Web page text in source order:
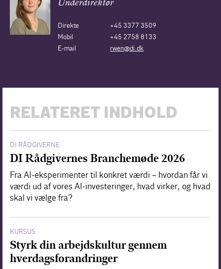
Underdirektør
Direkte
+45 3377 3509
Mobil
+45 2758 8133
E-mail
rwen@di.dk
RELATERET INDHOLD
DI RÅDGIVERNE
DI Rådgivernes Branchemøde 2026
Fra AI-eksperimenter til konkret værdi – hvordan får vi
værdi ud af vores AI-investeringer, hvad virker, og hvad
skal vi vælge fra?
KURSUS
Styrk din arbejdskultur gennem
hverdagsforandringer